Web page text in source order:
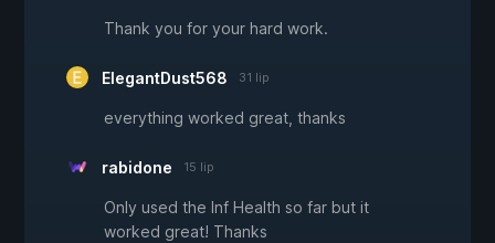
Thank you for your hard work.
ElegantDust568 31 lip
everything worked great, thanks
rabidone 15 lip
Only used the Inf Health so far but it
worked great! Thanks